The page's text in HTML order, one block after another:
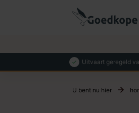
Uitvaart geregeld
U bent nu hier